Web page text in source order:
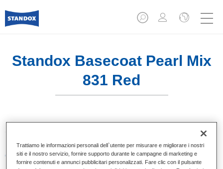
Standox Basecoat Pearl Mix
831 Red
Caratteristiche del prodotto
Eccezionale punto tinta.
Trattiamo le informazioni personali dell`utente per misurare e migliorare i nostri
siti e il nostro servizio, fornire supporto durante le campagne di marketing e
fornire contenuti e annunci pubblicitari personalizzati. Fare clic con il pulsante